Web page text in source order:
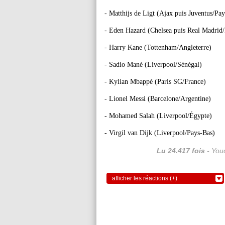
- Matthijs de Ligt (Ajax puis Juventus/
- Eden Hazard (Chelsea puis Real
- Harry Kane (Tottenham/Angleterre)
- Sadio Mané (Liverpool/Sénégal)
- Kylian Mbappé (Paris SG/France)
- Lionel Messi (Barcelone/Argentine)
- Mohamed Salah (Liverpool/Égypte)
- Virgil van Dijk (Liverpool/Pays-Bas)
Lu 24.417 fois -
afficher les réactions (+)